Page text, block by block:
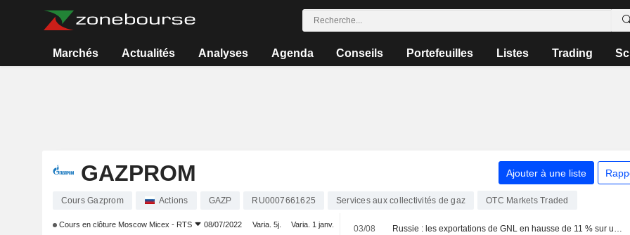
Marchés Actualités Analyses Agenda Conseils Portefeuilles Listes Trading
GAZPROM Ajouter à une liste
Cours Gazprom Actions GAZP RU0007661625 Services aux collectivités de gaz OTC Markets Traded
Cours en clôture Moscow Micex - RTS 08/07/2022 Varia. 5j. Varia. 1 janv. 03/08 Russie : les exportations de GNL en hausse de 11 % sur un an entre janvier et juillet